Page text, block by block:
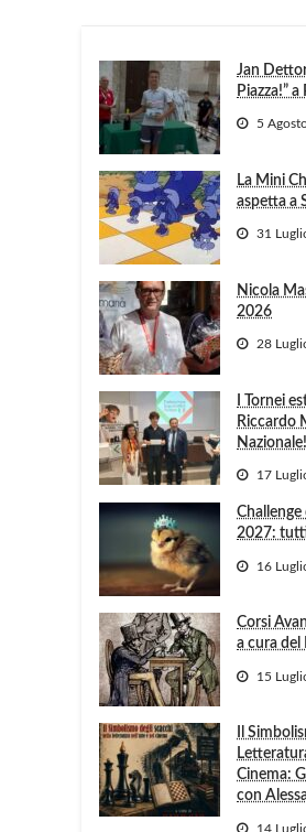
Jan
Piazza!”
5
La Mini
aspetta a
31
Nicola
2026
28
I Tornei
Riccardo
Nazionale!
17
2027:
16
Corsi
a cura del
15
Il
Cinema:
con
14